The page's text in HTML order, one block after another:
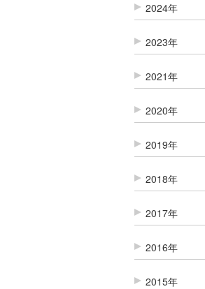
2024年
2023年
2021年
2020年
2019年
2018年
2017年
2016年
2015年